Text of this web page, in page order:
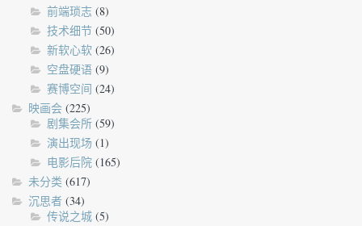
前端琐志 (8)
技术细节 (50)
新软心软 (26)
空盘硬语 (9)
赛博空间 (24)
映画会 (225)
剧集会所 (59)
演出现场 (1)
电影后院 (165)
未分类 (617)
沉思者 (34)
传说之城 (5)